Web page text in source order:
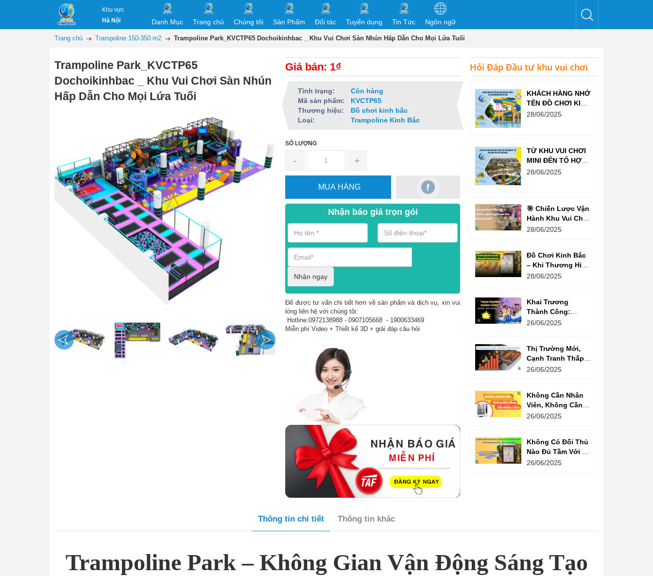
Khu vực
Hà Nội
Danh Mục Trang chủ Chúng tôi Sản Phẩm Đối tác Tuyển dụng Tin Tức Ngôn ngữ
Trang chủ Trampoline 150-350 m2 Trampoline Park_KVCTP65 Dochoikinhbac _ Khu Vui Chơi Sàn Nhún Hấp Dẫn Cho Mọi Lứa Tuổi
Trampoline Park_KVCTP65
Dochoikinhbac _ Khu Vui Chơi Sàn Nhún
Hấp Dẫn Cho Mọi Lứa Tuổi
Giá bán: 1₫
Tình trạng:
Còn hàng
Mã sản phẩm:
KVCTP65
Thương hiệu:
Đồ chơi kinh bắc
Loại:
Trampoline Kinh Bắc
SỐ LƯỢNG
- +
MUA HÀNG
Nhận báo giá trọn gói
Nhận ngay
Để được tư vấn chi tiết hơn về sản phẩm và dịch vụ, xin vui
lòng liên hệ với chúng tôi:
Hotline:0972138988 - 0907105668 - 1900633469
Miễn phí Video + Thiết kế 3D + giải đáp câu hỏi
Hỏi Đáp Đầu tư khu vui chơi
KHÁCH HÀNG NHỚ
TÊN ĐỒ CHƠI KINH
BẮC TRƯỚC CẢ
28/06/2025
TỪ KHU VUI CHƠI
MINI ĐẾN TỔ HỢP
GIẢI TRÍ NGHÌN M²
28/06/2025
🎯 Chiến Lược Vận
Hành Khu Vui Chơi
3 Thế Hệ – Tối Đa
28/06/2025
Đồ Chơi Kinh Bắc
– Khi Thương Hiệu
Vững Mạnh Bắt
28/06/2025
Khai Trương
Thành Công:
Khách Nườm
Quyết Là Gì?
26/06/2025
Thị Trường Mới,
Cạnh Tranh Thấp –
Trampoline Park Là
26/06/2025
Không Cần Nhân
Viên, Không Cần
Cửa Hàng – Chỉ
26/06/2025
Không Có Đối Thủ
Nào Đủ Tầm Với Đồ
Chơi Kinh Bắc
26/06/2025
Thông tin chi tiết Thông tin khác
Trampoline Park – Không Gian Vận Động Sáng Tạo